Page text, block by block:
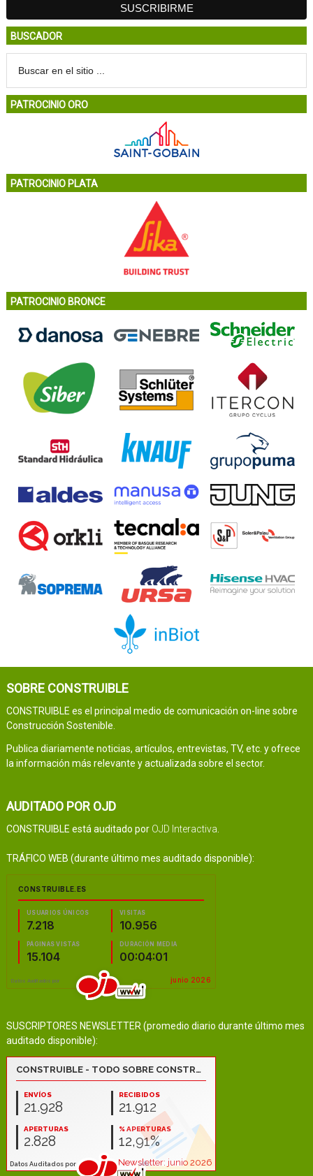
BUSCADOR
PATROCINIO ORO
PATROCINIO PLATA
PATROCINIO BRONCE
SOBRE CONSTRUIBLE
CONSTRUIBLE es el principal medio de comunicación on-line sobre
Construcción Sostenible.
Publica diariamente noticias, artículos, entrevistas, TV, etc. y ofrece
la información más relevante y actualizada sobre el sector.
AUDITADO POR OJD
CONSTRUIBLE está auditado por OJD Interactiva
TRÁFICO WEB (durante último mes auditado disponible):
SUSCRIPTORES NEWSLETTER (promedio diario durante último mes
auditado disponible):